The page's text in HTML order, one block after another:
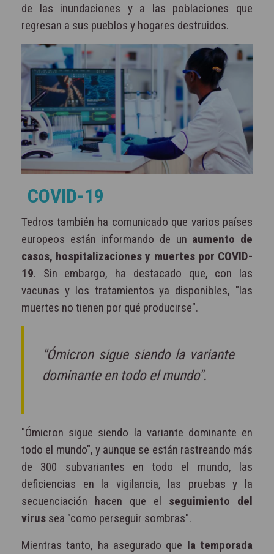
de las inundaciones y a las poblaciones que
regresan a sus pueblos y hogares destruidos.
COVID-19
Tedros también ha comunicado que varios países
europeos están informando de un aumento de
casos, hospitalizaciones y muertes por COVID-
19. Sin embargo, ha destacado que, con las
vacunas y los tratamientos ya disponibles, "las
muertes no tienen por qué producirse".
"Ómicron sigue siendo la variante
dominante en todo el mundo".
"Ómicron sigue siendo la variante dominante en
todo el mundo", y aunque se están rastreando más
de 300 subvariantes en todo el mundo, las
deficiencias en la vigilancia, las pruebas y la
secuenciación hacen que el seguimiento del
virus sea "como perseguir sombras".
Mientras tanto, ha asegurado que la temporada